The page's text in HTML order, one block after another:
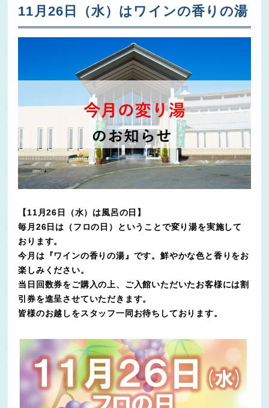
11月26日（水）はワインの香りの湯
【11月26日（水）は風呂の日】
毎月26日は（フロの日）ということで変り湯を実施して
おります。
今月は『ワインの香りの湯』です。鮮やかな色と香りをお
楽しみください。
当日回数券をご購入の上、ご入館いただいたお客様には割
引券を進呈させていただきます。
皆様のお越しをスタッフ一同お待ちしております。